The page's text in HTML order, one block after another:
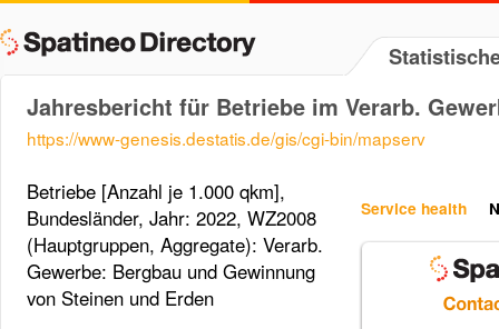
Jahresbericht für Betriebe im Verarb.
https://www-genesis.destatis.de/gis/cgi-bin/mapserv
Service health
Betriebe [Anzahl je 1.000 qkm],
Bundesländer, Jahr: 2022, WZ2008
(Hauptgruppen, Aggregate): Verarb.
Gewerbe: Bergbau und Gewinnung
von Steinen und Erden